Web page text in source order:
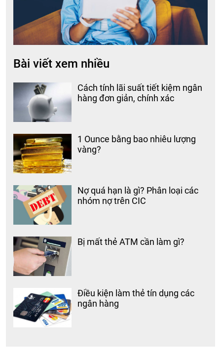
Bài viết xem nhiều
Cách tính lãi suất tiết kiệm ngân
hàng đơn giản, chính xác
1 Ounce bằng bao nhiêu lượng
vàng?
Nợ quá hạn là gì? Phân loại các
nhóm nợ trên CIC
Bị mất thẻ ATM cần làm gì?
Điều kiện làm thẻ tín dụng các
ngân hàng